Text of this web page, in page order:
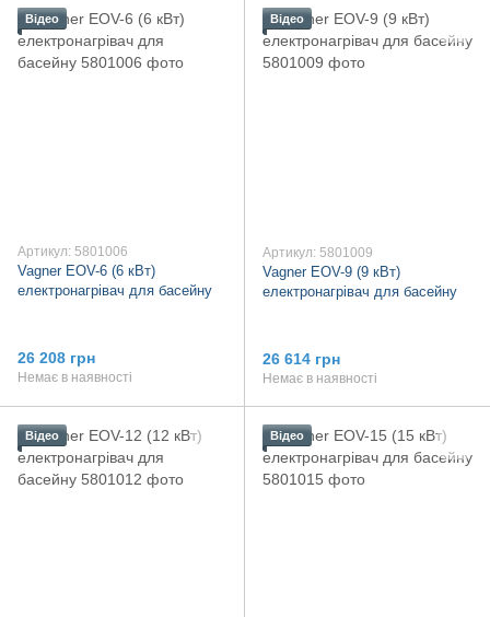
Відео
Артикул: 5801006
Vagner EOV-6 (6 кВт)
електронагрівач для басейну
26 208 грн
Немає в наявності
Відео
Артикул: 5801009
Vagner EOV-9 (9 кВт)
електронагрівач для басейну
26 614 грн
Немає в наявності
Відео Відео